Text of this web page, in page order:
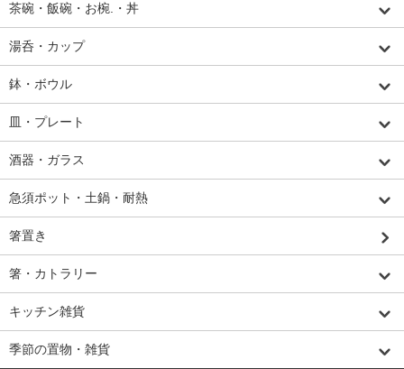
茶碗・飯碗・お椀.・丼
湯呑・カップ
鉢・ボウル
皿・プレート
酒器・ガラス
急須ポット・土鍋・耐熱
箸置き
箸・カトラリー
キッチン雑貨
季節の置物・雑貨